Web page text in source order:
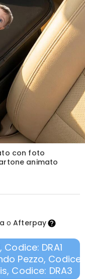
con foto
animato
oAfterpay
DRA1
Pezzo, Codice:
Codice: DRA3